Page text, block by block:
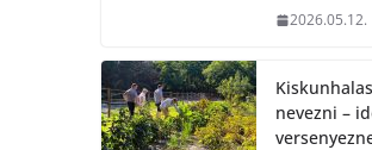
2026.05.12.
nevezni –